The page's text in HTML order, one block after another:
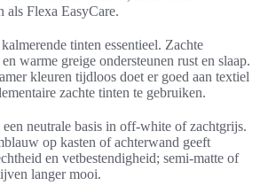
als Flexa EasyCare.
tinten essentieel. Zachte
warme greige ondersteunen rust en slaap.
kleuren tijdloos doet er goed aan textiel
zachte tinten te gebruiken.
neutrale basis in off-white of zachtgrijs.
op kasten of achterwand geeft
en vetbestendigheid; semi-matte of
langer mooi.